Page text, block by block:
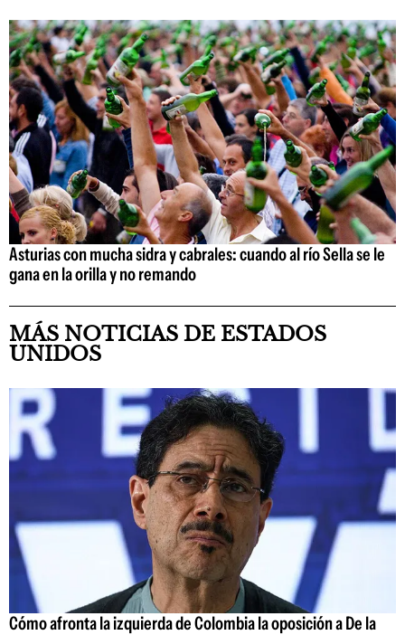
Asturias con mucha sidra y cabrales: cuando al río Sella se le
gana en la orilla y no remando
MÁS NOTICIAS DE ESTADOS
UNIDOS
Cómo afronta la izquierda de Colombia la oposición a De la